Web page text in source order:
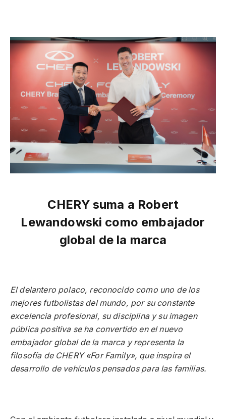
CHERY suma a Robert
Lewandowski como embajador
global de la marca
El delantero polaco, reconocido como uno de los
mejores futbolistas del mundo, por su constante
excelencia profesional, su disciplina y su imagen
pública positiva se ha convertido en el nuevo
embajador global de la marca y representa la
filosofía de CHERY «For Family», que inspira el
desarrollo de vehículos pensados para las familias.